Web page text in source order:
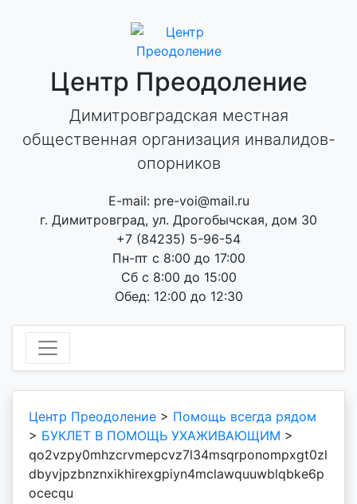
Центр Преодоление
Димитровградская местная
общественная организация инвалидов-
опорников
E-mail: pre-voi@mail.ru
г. Димитровград, ул. Дрогобычская, дом 30
+7 (84235) 5-96-54
Пн-пт с 8:00 до 17:00
Сб с 8:00 до 15:00
Обед: 12:00 до 12:30
Центр Преодоление > Помощь всегда рядом
> БУКЛЕТ В ПОМОЩЬ УХАЖИВАЮЩИМ >
qo2vzpy0mhzcrvmepcvz7l34msqrponompxgt0zl
dbyvjpzbnznxikhirexgpiyn4mclawquuwblqbke6p
ocecqu